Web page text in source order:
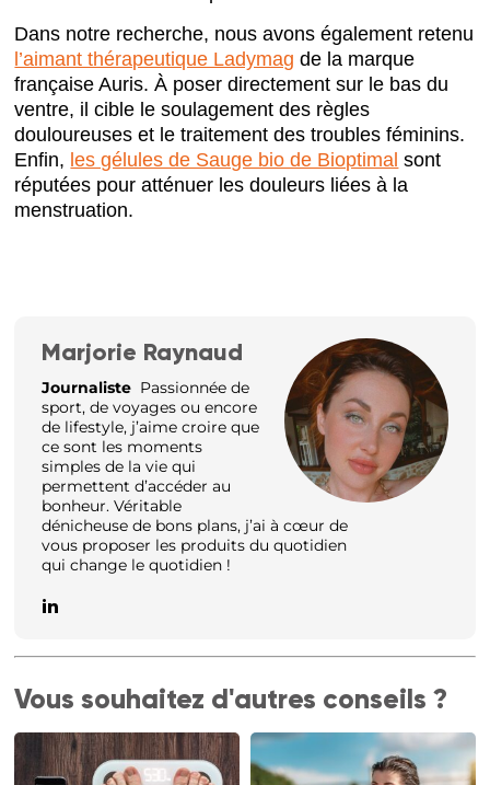
Dans notre recherche, nous avons également retenu
l’aimant thérapeutique Ladymag de la marque
française Auris. À poser directement sur le bas du
ventre, il cible le soulagement des règles
douloureuses et le traitement des troubles féminins.
Enfin, les gélules de Sauge bio de Bioptimal sont
réputées pour atténuer les douleurs liées à la
menstruation.
Marjorie Raynaud
Journaliste Passionnée de
sport, de voyages ou encore
de lifestyle, j’aime croire que
ce sont les moments
simples de la vie qui
permettent d’accéder au
bonheur. Véritable
dénicheuse de bons plans, j’ai à cœur de
vous proposer les produits du quotidien
qui change le quotidien !
Vous souhaitez d'autres conseils ?